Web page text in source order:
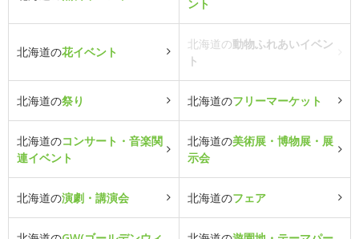
ント
北海道の花イベント
北海道の動物ふれあいイベン
ト
北海道の祭り 北海道のフリーマーケット
北海道のコンサート・音楽関
連イベント
北海道の美術展・博物展・展
示会
北海道の演劇・講演会 北海道のフェア